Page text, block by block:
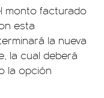
monto facturado
esta
la nueva
la cual deberá
la opción